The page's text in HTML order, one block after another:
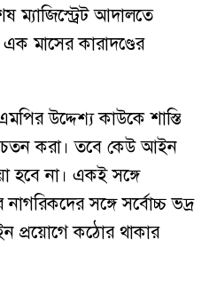
ম্যাজিস্ট্রেট আদালতে
মাসের কারাদণ্ডের
উদ্দেশ্য কাউকে শাস্তি
করা। তবে কেউ আইন
হবে না। একই সঙ্গে
সঙ্গে সর্বোচ্চ ভদ্র
প্রয়োগে কঠোর থাকার